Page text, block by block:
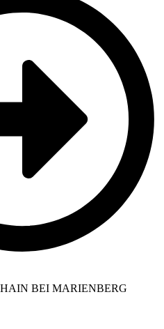
BEI MARIENBERG